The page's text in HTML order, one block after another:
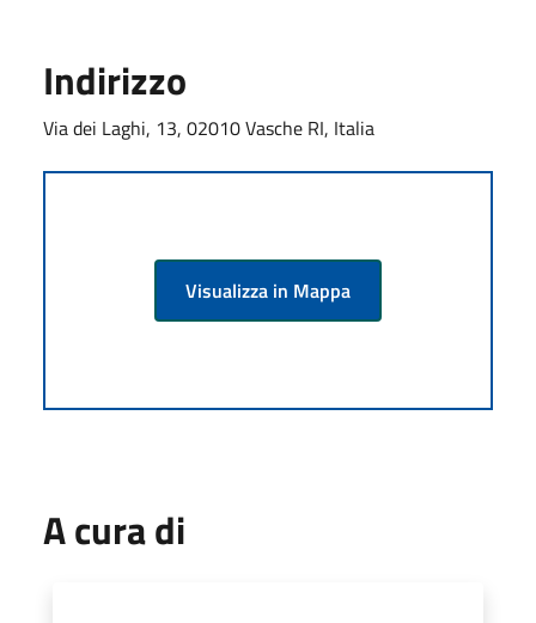
Indirizzo
Via dei Laghi, 13, 02010 Vasche RI, Italia
Visualizza in Mappa
A cura di